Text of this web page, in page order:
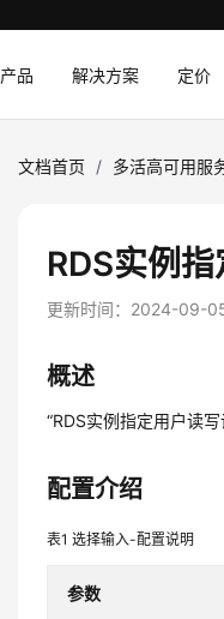
产品 解决方案 定价
文档首页 / 多活高可用服
RDS实例
更新时间： 2024-09-
概述
“RDS实例指定用户读
配置介绍
表1选择输入-配置说明
参数